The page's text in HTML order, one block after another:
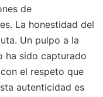
de
La honestidad del
Un pulpo a la
ha sido capturado
el respeto que
autenticidad es